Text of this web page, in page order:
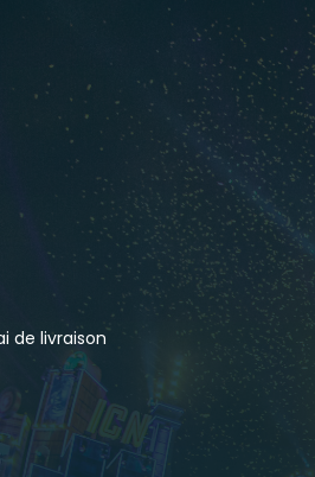
de livraison